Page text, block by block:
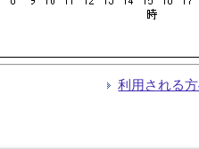
利用される